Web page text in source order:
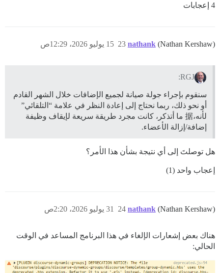
4 إعجابات
nathank (Nathan Kershaw) 15 يوليو 2026، 12:29ص 23
RGJ:
سنقوم بإجراء جولة صيانة لجميع الإضافات خلال الشهر القادم
أو نحو ذلك، ربما نحتاج إلى إعادة النظر في علامة “التلقائي”
لأنه،据 ما أتذكر، كانت مجرد طريقة سريعة لإيقاف وظيفة
إضافة/إزالة الأعضاء.
هل توصلتَ إلى أي نتيجة بشأن هذا الأمر؟
إعجاب واحد (1)
nathank (Nathan Kershaw) 31 يوليو 2026، 2:20ص 24
هناك بعض إشعارات الإلغاء في هذا البرنامج المساعد في الوقت
الحالي: